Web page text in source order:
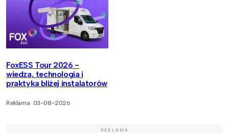
FoxESS Tour 2026 -
wiedza, technologia i
praktyka bliżej instalatorów
Reklama 03-08-2026
REKLAMA